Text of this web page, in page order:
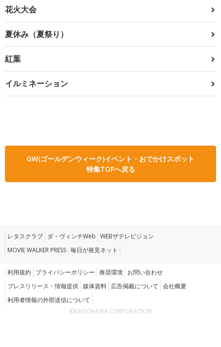
花火大会
夏休み（夏祭り）
紅葉
イルミネーション
GW(ゴールデンウィーク)イベント・おでかけスポット
特集TOPへ戻る
レタスクラブ ダ・ヴィンチWeb WEBザテレビジョン
MOVIE WALKER PRESS 毎日が発見ネット
利用規約 プライバシーポリシー 推奨環境 お問い合わせ
プレスリリース・情報提供 媒体資料 広告掲載について 会社概要
利用者情報の外部送信について
©KADOKAWA CORPORATION